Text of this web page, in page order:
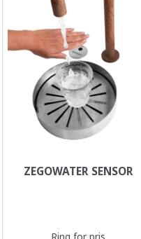
ZEGOWATER SENSOR